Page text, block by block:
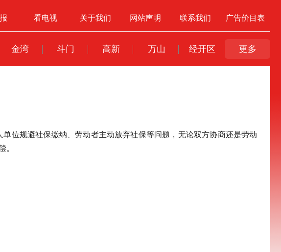
看电视 关于我们 网站声明 联系我们 广告价目表
金湾 斗门 高新 万山 经开区 更多
位规避社保缴纳、劳动者主动放弃社保等问题，无论双方协商还是劳动
。